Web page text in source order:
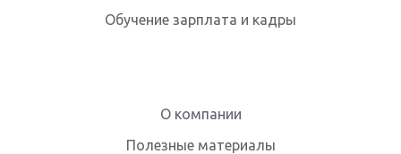
Обучение зарплата и кадры
О компании
Полезные материалы